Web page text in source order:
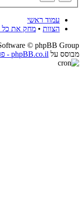
עמוד ראשי
הצוות • מחק את כל
© phpBB Group
מבוסס על phpBB.co.il - פורומים בעברית